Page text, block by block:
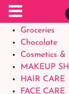
Food
Baby Foods
Groceries
Chocolate
Cosmetics &
MAKEUP
HAIR CARE
FACE CARE